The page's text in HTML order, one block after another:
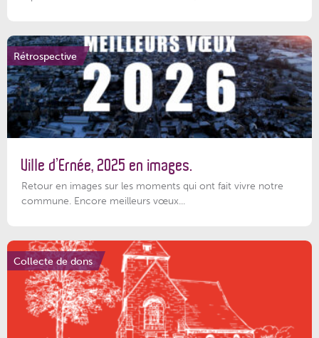
Rétrospective
Ville d’Ernée, 2025 en images.
Retour en images sur les moments qui ont fait vivre notre
commune. Encore meilleurs vœux...
Collecte de dons